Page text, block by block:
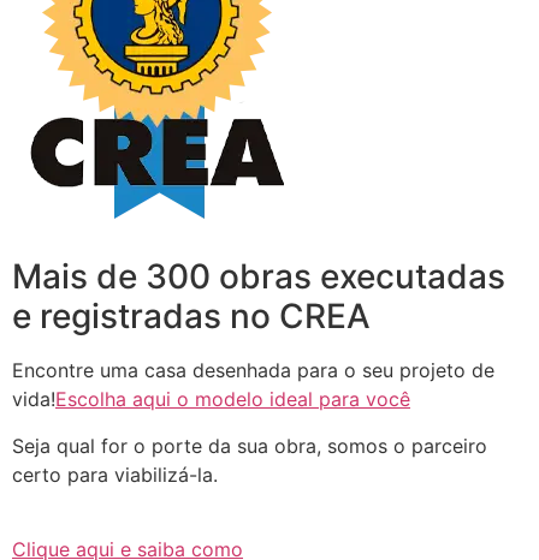
Mais de 300 obras executadas
e registradas no CREA
Encontre uma casa desenhada para o seu projeto de
vida!Escolha aqui o modelo ideal para você
Seja qual for o porte da sua obra, somos o parceiro
certo para viabilizá-la.
Clique aqui e saiba como